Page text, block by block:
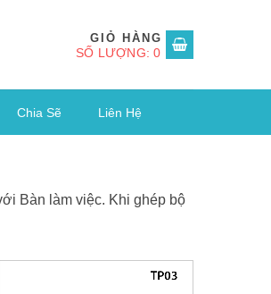
SỐ LƯỢNG: 0
Chia Sẽ Liên Hệ
Bàn làm việc. Khi ghép bộ